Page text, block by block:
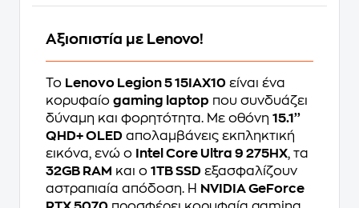
Αξιοπιστία με Lenovo!
Το Lenovo Legion 5 15IAX10 είναι ένα
κορυφαίο gaming laptop που συνδυάζει
δύναμη και φορητότητα. Με οθόνη 15.1’’
QHD+ OLED απολαμβάνεις εκπληκτική
εικόνα, ενώ ο
Intel Core Ultra 9 275HX, τα
32GB RAM και ο 1TB SSD εξασφαλίζουν
αστραπιαία απόδοση. Η NVIDIA GeForce